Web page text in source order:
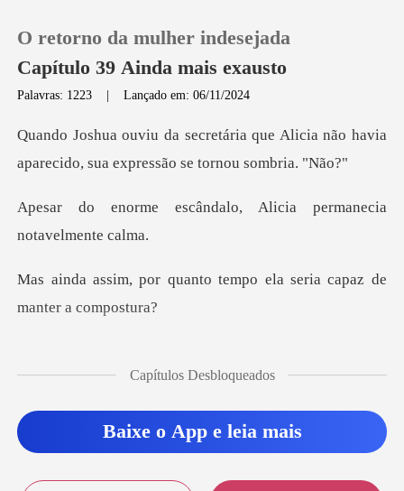
0
Histórico
O retorno da mulher indesejada
Capítulo 39 Ainda mais exausto
Palavras: 1223 |Lançado em: 06/11/2024
ue Alicia não havia
aparecido, sua
dalo, Alicia permaneci
nto tempo ela seria capa
Capítulos Desbloqueados
Baixe o App e leia mais